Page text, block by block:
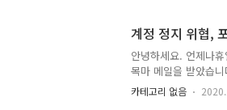
pYTHON 재생 목록
밍 언어 및 기술, 프
는 프로그래밍 외에
계정 정지 위협,
안녕하세요. 언제나
목마 메일을 받았습
킨다는 메일을 받았
주소를 보니 엉뚱하
카테고리 없음